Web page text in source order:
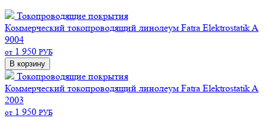
Токопроводящие покрытия
Коммерческий токопроводящий линолеум Fatra Elektrostatik A
9004
от 1 950 РУБ
В корзину
Токопроводящие покрытия
Коммерческий токопроводящий линолеум Fatra Elektrostatik A
2003
от 1 950 РУБ